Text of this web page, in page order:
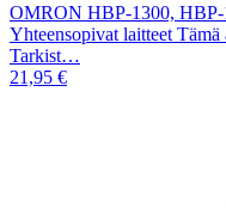
OMRON HBP-1300, HBP-
Yhteensopivat laitteet
Tarkist…
21,95 €